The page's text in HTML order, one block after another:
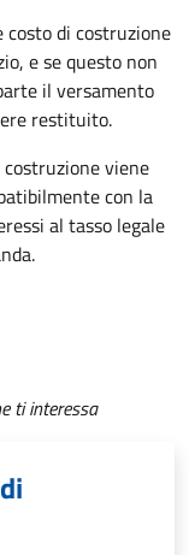
di costruzione
e se questo non
il versamento
restituito.
viene
con la
al tasso legale
ti interessa